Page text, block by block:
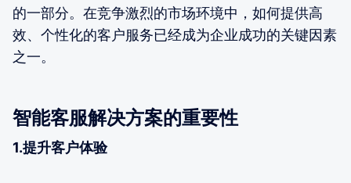
的一部分。在竞争激烈的市场环境中，如何提供高
效、个性化的客户服务已经成为企业成功的关键因素
之一。
智能客服解决方案的重要性
1.提升客户体验